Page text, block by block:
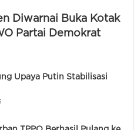
Diwarnai Buka Kotak
Partai Demokrat
Upaya Putin Stabilisasi